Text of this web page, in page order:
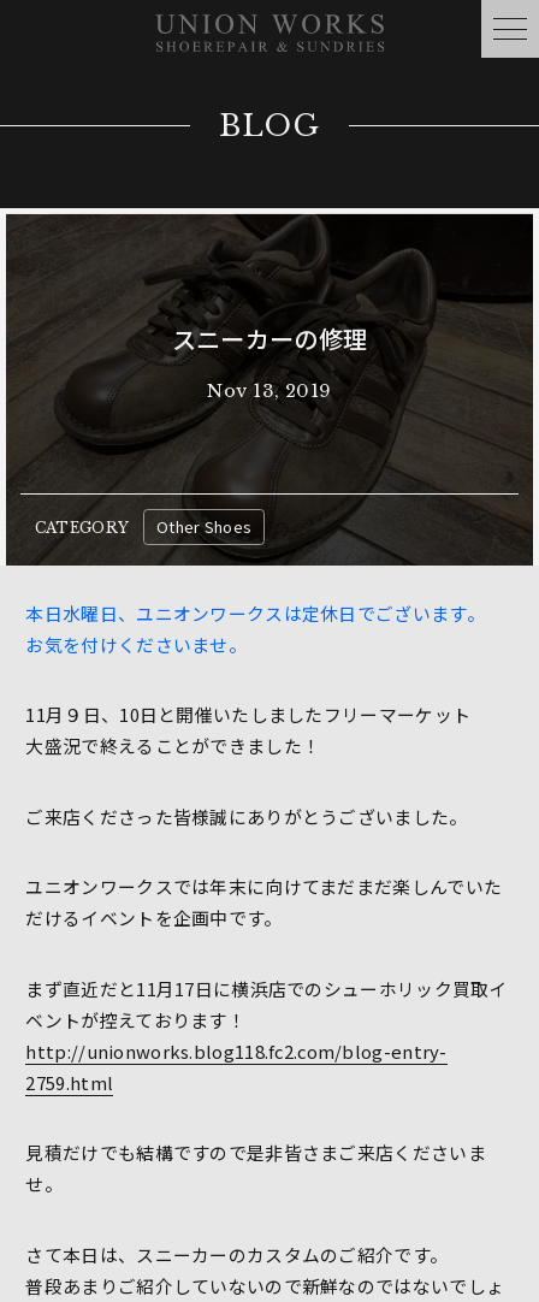
BLOG
スニーカーの修理
Nov 13, 2019
CATEGORY Other Shoes
本日水曜日、ユニオンワークスは定休日でございます。
お気を付けくださいませ。
11月９日、10日と開催いたしましたフリーマーケット
大盛況で終えることができました！
ご来店くださった皆様誠にありがとうございました。
ユニオンワークスでは年末に向けてまだまだ楽しんでいた
だけるイベントを企画中です。
まず直近だと11月17日に横浜店でのシューホリック買取イ
ベントが控えております！
http://unionworks.blog118.fc2.com/blog-entry-
2759.html
見積だけでも結構ですので是非皆さまご来店くださいま
せ。
さて本日は、スニーカーのカスタムのご紹介です。
普段あまりご紹介していないので新鮮なのではないでしょ